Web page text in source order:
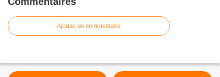
Ajouter un commentaire